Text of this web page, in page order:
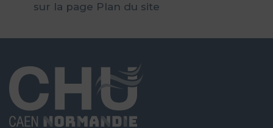
sur la page Plan du site